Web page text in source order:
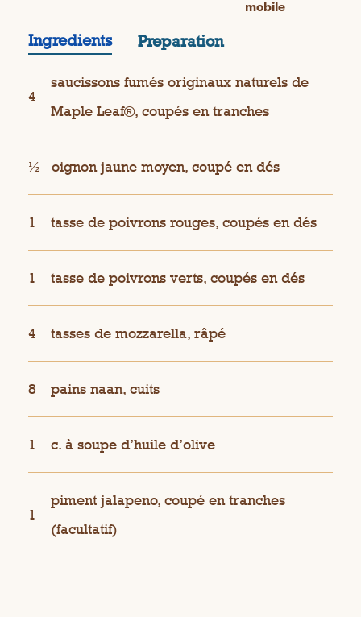
mobile
Ingredients Preparation
4
saucissons fumés originaux naturels de
Maple Leaf®, coupés en tranches
½ oignon jaune moyen, coupé en dés
1 tasse de poivrons rouges, coupés en dés
1 tasse de poivrons verts, coupés en dés
4 tasses de mozzarella, râpé
8 pains naan, cuits
1 c. à soupe d’huile d’olive
1
piment jalapeno, coupé en tranches
(facultatif)